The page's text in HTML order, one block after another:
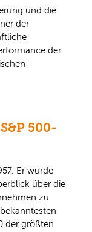
und die
der
der
500-
Er wurde
über die
zu
der größten